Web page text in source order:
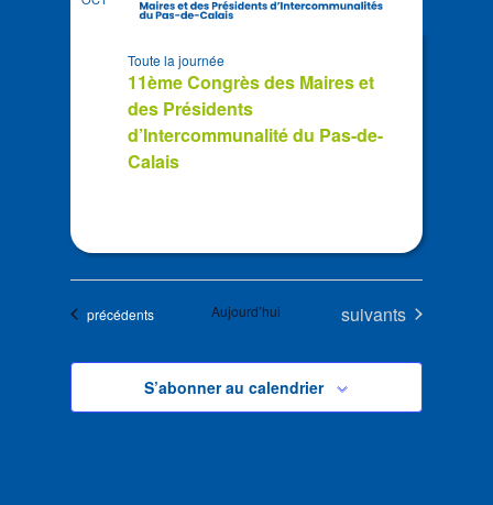
11ème Congrès des Maires et
des Présidents
d’Intercommunalité du Pas-de-
Calais
Toute la journée
Évènements
précédents Aujourd’hui Évènements
suivants
S’abonner au calendrier